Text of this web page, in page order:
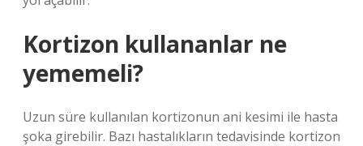
Kortizon kullananlar ne
yememeli?
Uzun süre kullanılan kortizonun ani kesimi ile hasta
şoka girebilir. Bazı hastalıkların tedavisinde kortizon